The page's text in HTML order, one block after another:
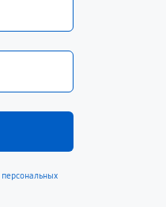
персональных